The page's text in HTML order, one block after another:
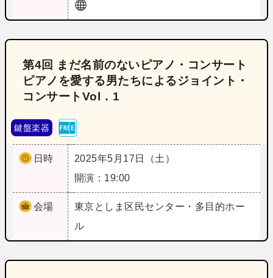
第4回 まだ名前のないピアノ・コンサート
ピアノを愛する男たちによるジョイント・
コンサートVol．1
鍵盤楽器
日時
2025年5月17日（土）
開演：19:00
会場 東京としま区民センター・多目的ホー
ル